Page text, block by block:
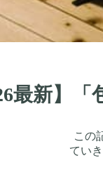
最新】
この
てい